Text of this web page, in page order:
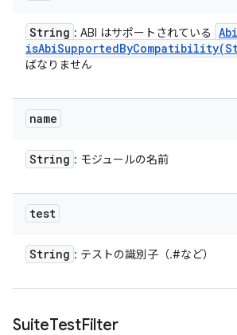
String : ABI はサポートされている Abi
isAbiSupportedByCompatibility(
ばなりません
name
String : モジュールの名前
test
String : テストの識別子（.#など）
SuiteTestFilter